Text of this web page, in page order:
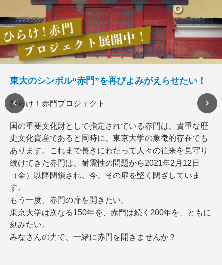
東大のシンボル“赤門”を再びよみがえらせたい！
ひらけ！赤門プロジェクト
国の重要文化財として指定されている赤門は、貴重な歴
史文化資産であると同時に、東京大学の象徴的存在でも
あります。これまで長きにわたって人々の往来を見守り
続けてきた赤門は、耐震性の問題から2021年2月12日
（金）以降閉鎖され、今、その扉を堅く閉ざしていま
す。
もう一度、赤門の扉を開きたい。
東京大学は次なる150年を、赤門は続く200年を、ともに
刻みたい。
みなさんの力で、一緒に赤門を開きませんか？